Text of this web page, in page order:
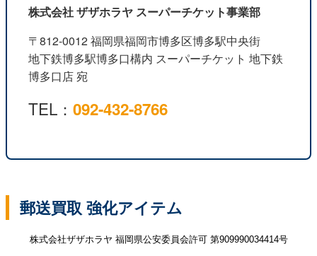
株式会社 ザザホラヤ スーパーチケット事業部
〒812-0012 福岡県福岡市博多区博多駅中央街
地下鉄博多駅博多口構内 スーパーチケット 地下鉄
博多口店 宛
TEL： 092-432-8766
郵送買取 強化アイテム
株式会社ザザホラヤ 福岡県公安委員会許可 第909990034414号